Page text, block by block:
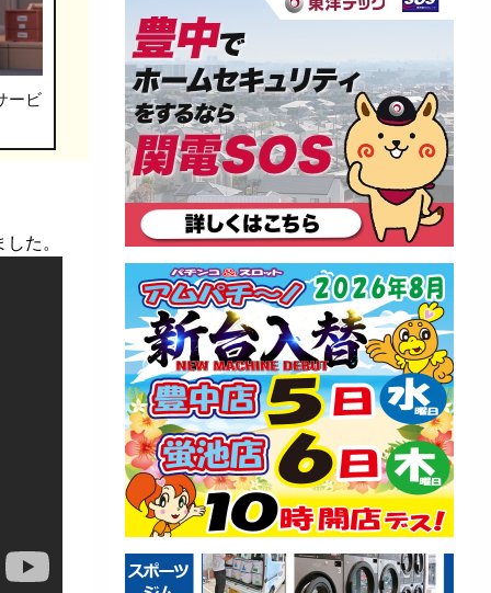
ービ
た。